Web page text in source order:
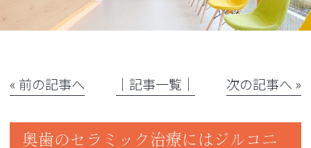
« 前の記事へ │記事一覧│ 次の記事へ »
奥歯のセラミック治療にはジルコニ